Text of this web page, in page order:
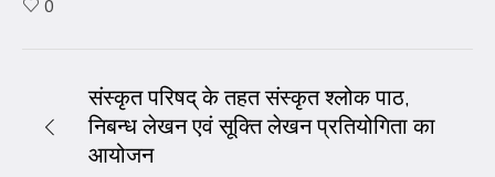
0
संस्कृत परिषद् के तहत संस्कृत श्लोक पाठ,
निबन्ध लेखन एवं सूक्ति लेखन प्रतियोगिता का
आयोजन